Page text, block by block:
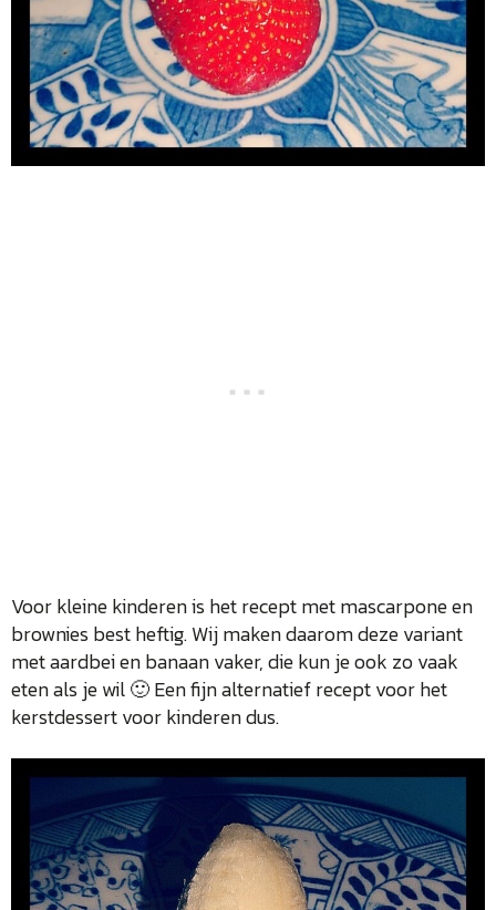
Voor kleine kinderen is het recept met mascarpone en
brownies best heftig. Wij maken daarom deze variant
met aardbei en banaan vaker, die kun je ook zo vaak
eten als je wil 🙂 Een fijn alternatief recept voor het
kerstdessert voor kinderen dus.